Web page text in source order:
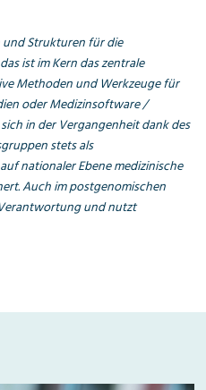
und Strukturen für die
ist im Kern das zentrale
Methoden und Werkzeuge für
oder Medizinsoftware /
in der Vergangenheit dank des
stets als
nationaler Ebene medizinische
Auch im postgenomischen
und nutzt